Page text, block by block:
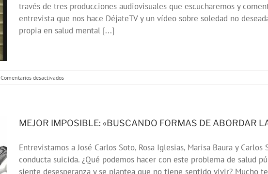
través de tres producciones audiovisuales que escucharemos y
entrevista que nos hace DéjateTV y un vídeo sobre soledad no
propia en salud mental [...]
Comentarios desactivadosen
MEJOR
¿VOTAMOS?»
MEJOR IMPOSIBLE: «BUSCANDO FORMAS DE ABORDAR
Entrevistamos a José Carlos Soto, Rosa Iglesias, Marisa Baura y
conducta suicida. ¿Qué podemos hacer con este problema de salud
siente desesperanza y se plantea que no tiene sentido vivir? Mucho